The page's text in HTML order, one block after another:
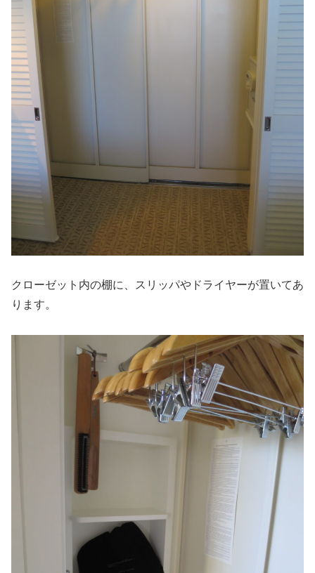
クローゼット内の棚に、スリッパやドライヤーが置いてあ
ります。